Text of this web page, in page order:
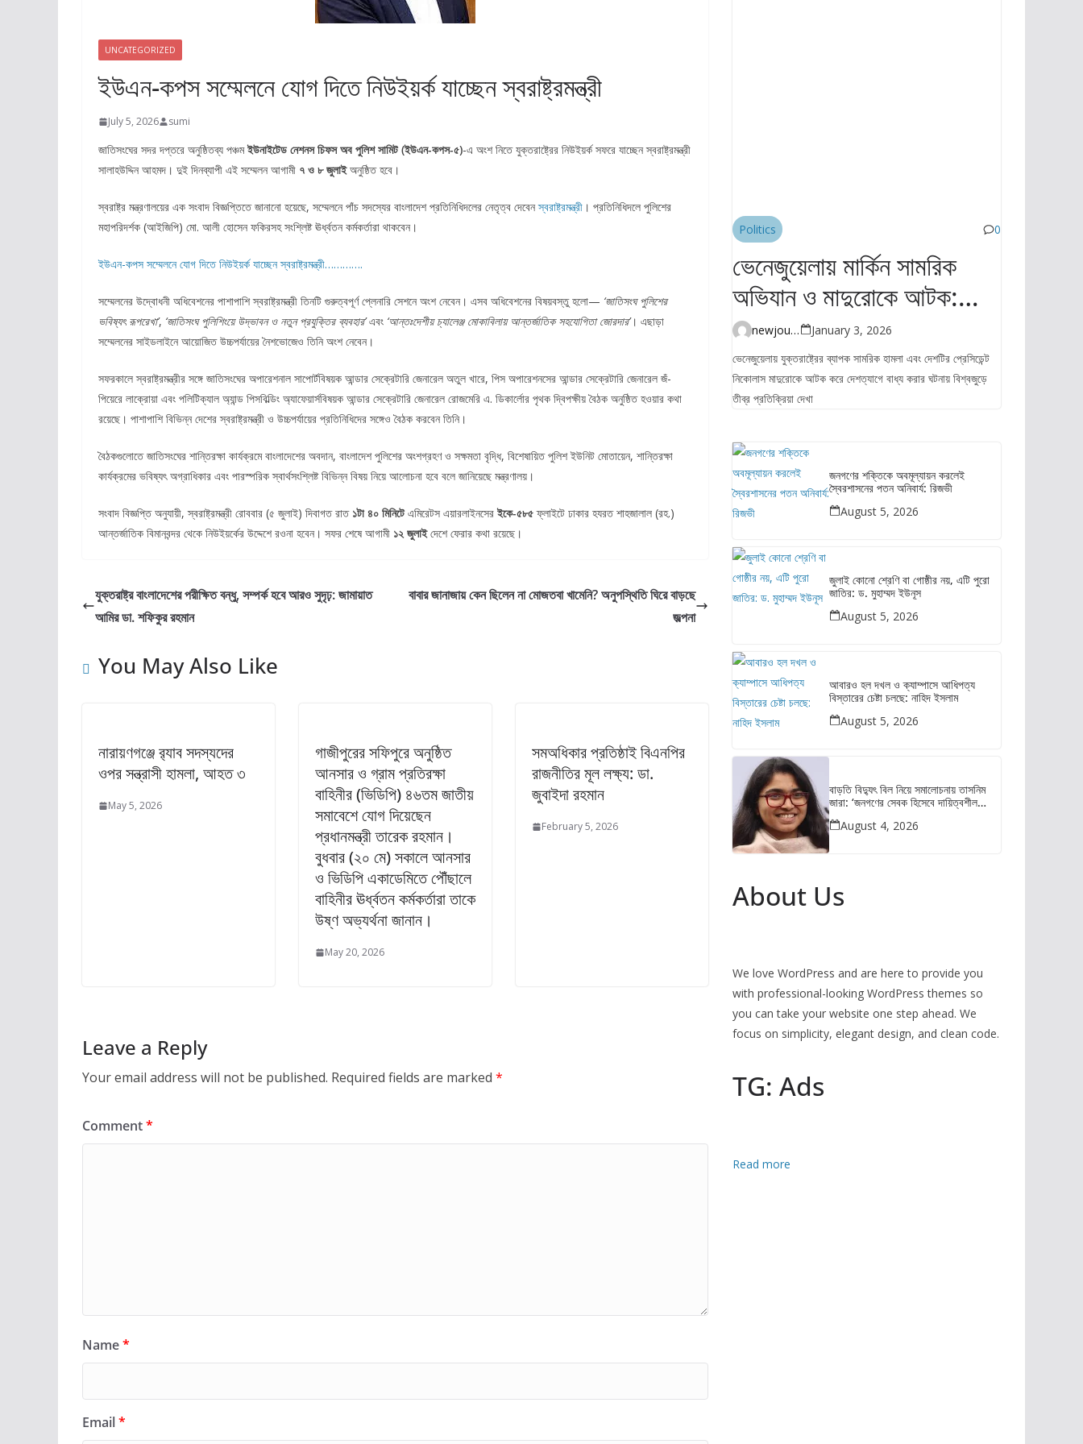
UNCATEGORIZED
ইউএন-কপস সম্মেলনে যোগ দিতে নিউইয়র্ক যাচ্ছেন স্বরাষ্ট্রমন্ত্রী
July 5, 2026 sumi
জাতিসংঘের সদর দপ্তরে অনুষ্ঠিতব্য পঞ্চমইউনাইটেড নেশনস চিফস অব পুলিশ সামিট (ইউএন-কপস-৫)-এ অংশ নিতে যুক্তরাষ্ট্রের নিউইয়র্ক সফরে যাচ্ছেন স্বরাষ্ট্রমন্ত্রী
সালাহউদ্দিন আহমদ। দুই দিনব্যাপী এই সম্মেলন আগামী ৭ ও ৮ জুলাইঅনুষ্ঠিত হবে।
স্বরাষ্ট্র মন্ত্রণালয়ের এক সংবাদ বিজ্ঞপ্তিতে জানানো হয়েছে, সম্মেলনে পাঁচ সদস্যের বাংলাদেশ প্রতিনিধিদলের নেতৃত্ব দেবেনস্বরাষ্ট্রমন্ত্রী । প্রতিনিধিদলে পুলিশের
মহাপরিদর্শক (আইজিপি) মো. আলী হোসেন ফকিরসহ সংশ্লিষ্ট ঊর্ধ্বতন কর্মকর্তারা থাকবেন।
ইউএন-কপস সম্মেলনে যোগ দিতে নিউইয়র্ক যাচ্ছেন স্বরাষ্ট্রমন্ত্রী………….
সম্মেলনের উদ্বোধনী অধিবেশনের পাশাপাশি স্বরাষ্ট্রমন্ত্রী তিনটি গুরুত্বপূর্ণ প্লেনারি সেশনে অংশ নেবেন। এসব অধিবেশনের বিষয়বস্তু হলো— ‘জাতিসংঘ পুলিশের
ভবিষ্যৎ রূপরেখা’, ‘জাতিসংঘ পুলিশিংয়ে উদ্ভাবন ও নতুন প্রযুক্তির ব্যবহার’এবং ‘আন্তঃদেশীয় চ্যালেঞ্জ মোকাবিলায় আন্তর্জাতিক সহযোগিতা জোরদার’। এছাড়া
সম্মেলনের সাইডলাইনে আয়োজিত উচ্চপর্যায়ের নৈশভোজেও তিনি অংশ নেবেন।
সফরকালে স্বরাষ্ট্রমন্ত্রীর সঙ্গে জাতিসংঘের অপারেশনাল সাপোর্টবিষয়ক আন্ডার সেক্রেটারি জেনারেল অতুল খারে, পিস অপারেশনসের আন্ডার সেক্রেটারি জেনারেল জঁ-
পিয়েরে লাক্রোয়া এবং পলিটিক্যাল অ্যান্ড পিসবিল্ডিং অ্যাফেয়ার্সবিষয়ক আন্ডার সেক্রেটারি জেনারেল রোজমেরি এ. ডিকার্লোর পৃথক দ্বিপক্ষীয় বৈঠক অনুষ্ঠিত হওয়ার কথা
রয়েছে। পাশাপাশি বিভিন্ন দেশের স্বরাষ্ট্রমন্ত্রী ও উচ্চপর্যায়ের প্রতিনিধিদের সঙ্গেও বৈঠক করবেন তিনি।
বৈঠকগুলোতে জাতিসংঘের শান্তিরক্ষা কার্যক্রমে বাংলাদেশের অবদান, বাংলাদেশ পুলিশের অংশগ্রহণ ও সক্ষমতা বৃদ্ধি, বিশেষায়িত পুলিশ ইউনিট মোতায়েন, শান্তিরক্ষা
কার্যক্রমের ভবিষ্যৎ অগ্রাধিকার এবং পারস্পরিক স্বার্থসংশ্লিষ্ট বিভিন্ন বিষয় নিয়ে আলোচনা হবে বলে জানিয়েছে মন্ত্রণালয়।
সংবাদ বিজ্ঞপ্তি অনুযায়ী, স্বরাষ্ট্রমন্ত্রী রোববার (৫ জুলাই) দিবাগত রাত ১টা ৪০ মিনিটেএমিরেটস এয়ারলাইনসেরইকে-৫৮৫ফ্লাইটে ঢাকার হযরত শাহজালাল (রহ.)
আন্তর্জাতিক বিমানবন্দর থেকে নিউইয়র্কের উদ্দেশে রওনা হবেন। সফর শেষে আগামী ১২ জুলাইদেশে ফেরার কথা রয়েছে।
যুক্তরাষ্ট্র বাংলাদেশের পরীক্ষিত বন্ধু, সম্পর্ক হবে আরও সুদৃঢ়: জামায়াত
আমির ডা. শফিকুর রহমান
বাবার জানাজায় কেন ছিলেন না মোজতবা খামেনি? অনুপস্থিতি ঘিরে বাড়ছে
জল্পনা
You May Also Like
নারায়ণগঞ্জে র‍্যাব সদস্যদের
ওপর সন্ত্রাসী হামলা, আহত ৩
May 5, 2026
গাজীপুরের সফিপুরে অনুষ্ঠিত
আনসার ও গ্রাম প্রতিরক্ষা
বাহিনীর (ভিডিপি) ৪৬তম জাতীয়
সমাবেশে যোগ দিয়েছেন
প্রধানমন্ত্রী তারেক রহমান।
বুধবার (২০ মে) সকালে আনসার
ও ভিডিপি একাডেমিতে পৌঁছালে
বাহিনীর ঊর্ধ্বতন কর্মকর্তারা তাকে
উষ্ণ অভ্যর্থনা জানান।
May 20, 2026
সমঅধিকার প্রতিষ্ঠাই বিএনপির
রাজনীতির মূল লক্ষ্য: ডা.
জুবাইদা রহমান
February 5, 2026
Leave a Reply
Your email address will not be published. Required fields are marked *
Comment*
Name*
Email*
Politics 0
ভেনেজুয়েলায় মার্কিন সামরিক
অভিযান ও মাদুরোকে আটক:
বিশ্বজুড়ে তীব্র নিন্দা ও উদ্বেগ
newjourney4045@gmail.com
January 3, 2026
ভেনেজুয়েলায় যুক্তরাষ্ট্রের ব্যাপক সামরিক হামলা এবং দেশটির প্রেসিডেন্ট
নিকোলাস মাদুরোকে আটক করে দেশত্যাগে বাধ্য করার ঘটনায় বিশ্বজুড়ে
তীব্র প্রতিক্রিয়া দেখা
জনগণের শক্তিকে অবমূল্যায়ন করলেই
স্বৈরশাসনের পতন অনিবার্য: রিজভী
August 5, 2026
জুলাই কোনো শ্রেণি বা গোষ্ঠীর নয়, এটি পুরো
জাতির: ড. মুহাম্মদ ইউনূস
August 5, 2026
আবারও হল দখল ও ক্যাম্পাসে আধিপত্য
বিস্তারের চেষ্টা চলছে: নাহিদ ইসলাম
August 5, 2026
বাড়তি বিদ্যুৎ বিল নিয়ে সমালোচনায় তাসনিম
জারা: ‘জনগণের সেবক হিসেবে দায়িত্বশীল
August 4, 2026
About Us
We love WordPress and are here to provide you
with professional-looking WordPress themes so
you can take your website one step ahead. We
focus on simplicity, elegant design, and clean code.
TG: Ads
Read more